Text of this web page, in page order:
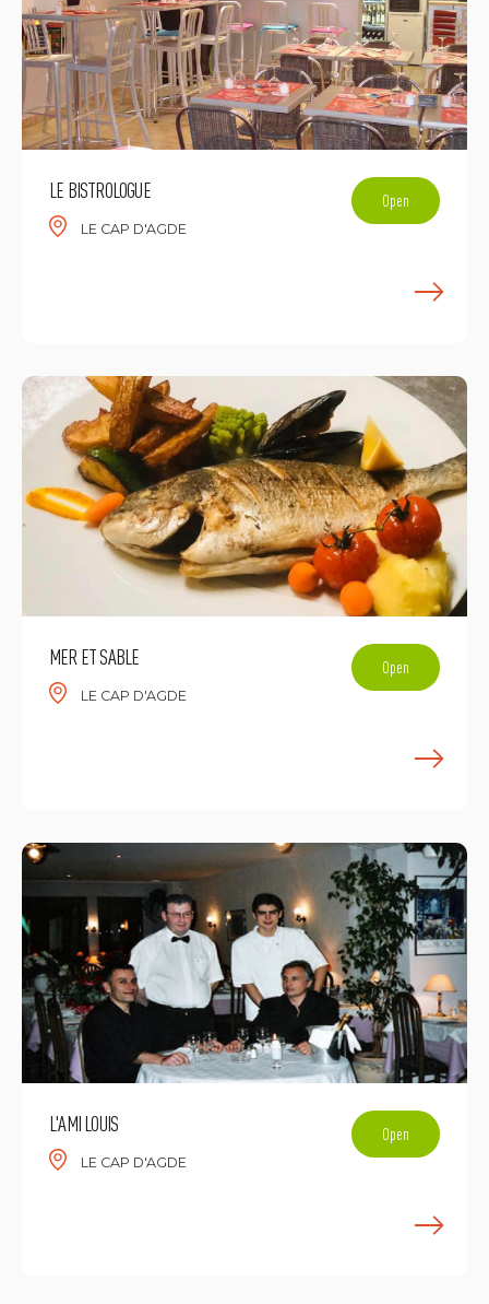
LE BISTROLOGUE
LE CAP D'AGDE
Open
MER ET SABLE
LE CAP D'AGDE
Open
L'AMI LOUIS
LE CAP D'AGDE
Open